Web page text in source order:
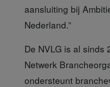
aansluiting bij
Nederland.”
De NVLG is al sinds
Netwerk
ondersteunt